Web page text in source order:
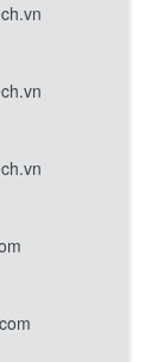
được dùng để
nguyên...